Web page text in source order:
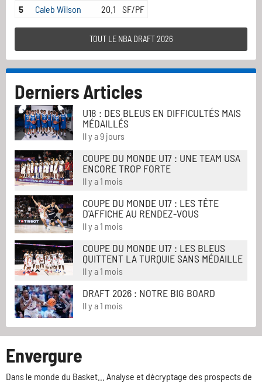
5
Caleb Wilson 20.1 SF/PF
TOUT LE NBA DRAFT 2026
Derniers Articles
U18 : DES BLEUS EN DIFFICULTÉS MAIS
MÉDAILLÉS
Il y a 9 jours
COUPE DU MONDE U17 : UNE TEAM USA
ENCORE TROP FORTE
Il y a 1 mois
COUPE DU MONDE U17 : LES TÊTE
D'AFFICHE AU RENDEZ-VOUS
Il y a 1 mois
COUPE DU MONDE U17 : LES BLEUS
QUITTENT LA TURQUIE SANS MÉDAILLE
Il y a 1 mois
DRAFT 2026 : NOTRE BIG BOARD
Il y a 1 mois
Envergure
Dans le monde du Basket... Analyse et décryptage des prospects de